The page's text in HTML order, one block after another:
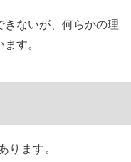
きないが、何らかの理
す。
ります。